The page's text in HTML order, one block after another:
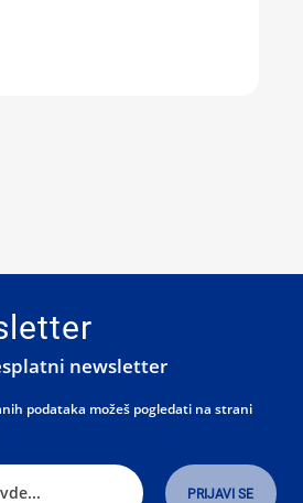
newsletter
podataka možeš pogledati na strani